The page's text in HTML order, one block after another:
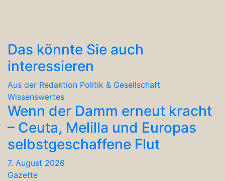
Das könnte Sie auch
interessieren
Aus der Redaktion Politik & Gesellschaft
Wissenswertes
Wenn der Damm erneut kracht
– Ceuta, Melilla und Europas
selbstgeschaffene Flut
7. August 2026
Gazette